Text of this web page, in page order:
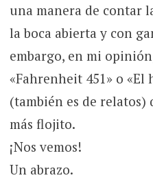
una manera de contar
la boca abierta y con
embargo, en mi
«Fahrenheit 451» o
(también es de relatos)
más flojito.
¡Nos vemos!
Un abrazo.